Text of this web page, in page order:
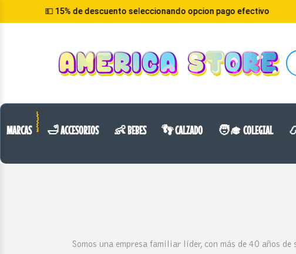
💵 15% de descuento seleccionando opcion pago efectivo
MARCAS 🛁 ACCESORIOS 👶 BEBES 👣 CALZADO 🧑‍🎓 COLEGIAL
VOLVER
CATEGORIA
Somos una empresa familiar líder, con más de 40 años